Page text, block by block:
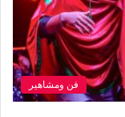
فن ومشاهير